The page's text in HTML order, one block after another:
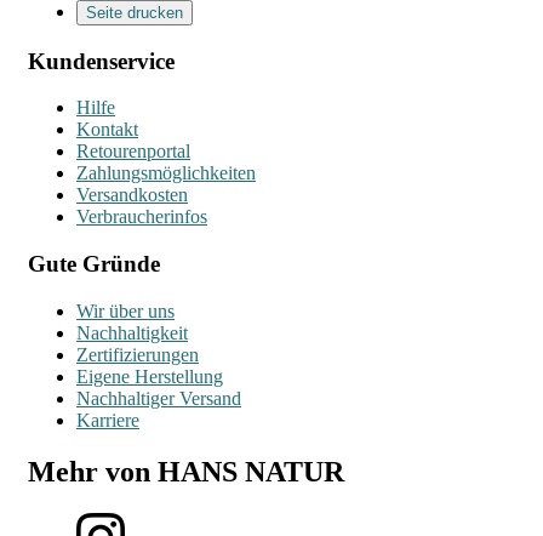
Seite drucken
Kundenservice
Hilfe
Kontakt
Retourenportal
Zahlungsmöglichkeiten
Versandkosten
Verbraucherinfos
Gute Gründe
Wir über uns
Nachhaltigkeit
Zertifizierungen
Eigene Herstellung
Nachhaltiger Versand
Karriere
Mehr von HANS NATUR